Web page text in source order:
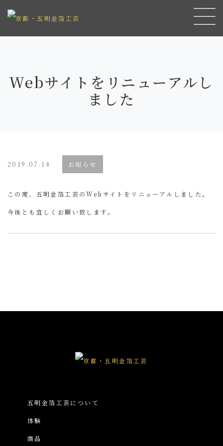
Webサイトをリニューアルし
ました
2019.07.14 お知らせ
この度、五明金箔工芸のWebサイトをリニューアルしました。
今後とも宜しくお願い致します。
五明金箔工芸について
体験
商品